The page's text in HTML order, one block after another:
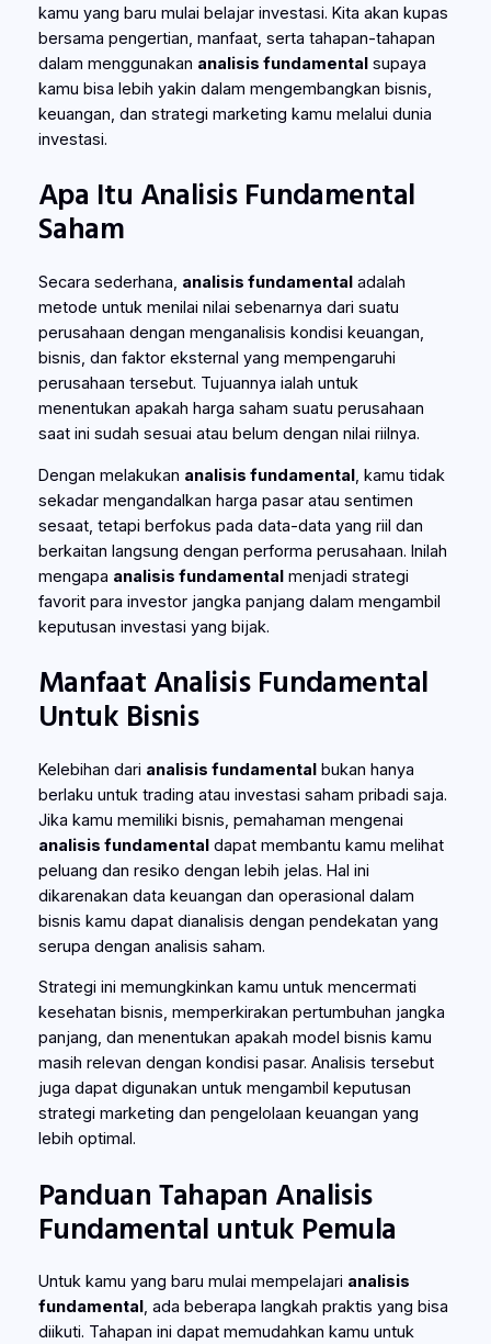
kamu yang baru mulai belajar investasi. Kita akan kupas
bersama pengertian, manfaat, serta tahapan-tahapan
dalam menggunakan analisis fundamentalsupaya
kamu bisa lebih yakin dalam mengembangkan bisnis,
keuangan, dan strategi marketing kamu melalui dunia
investasi.
Apa Itu Analisis Fundamental
Saham
Secara sederhana, analisis fundamentaladalah
metode untuk menilai nilai sebenarnya dari suatu
perusahaan dengan menganalisis kondisi keuangan,
bisnis, dan faktor eksternal yang mempengaruhi
perusahaan tersebut. Tujuannya ialah untuk
menentukan apakah harga saham suatu perusahaan
saat ini sudah sesuai atau belum dengan nilai riilnya.
Dengan melakukan analisis fundamental, kamu tidak
sekadar mengandalkan harga pasar atau sentimen
sesaat, tetapi berfokus pada data-data yang riil dan
berkaitan langsung dengan performa perusahaan. Inilah
mengapa analisis fundamentalmenjadi strategi
favorit para investor jangka panjang dalam mengambil
keputusan investasi yang bijak.
Manfaat Analisis Fundamental
Untuk Bisnis
Kelebihan dari analisis fundamentalbukan hanya
berlaku untuk trading atau investasi saham pribadi saja.
Jika kamu memiliki bisnis, pemahaman mengenai
analisis fundamentaldapat membantu kamu melihat
peluang dan resiko dengan lebih jelas. Hal ini
dikarenakan data keuangan dan operasional dalam
bisnis kamu dapat dianalisis dengan pendekatan yang
serupa dengan analisis saham.
Strategi ini memungkinkan kamu untuk mencermati
kesehatan bisnis, memperkirakan pertumbuhan jangka
panjang, dan menentukan apakah model bisnis kamu
masih relevan dengan kondisi pasar. Analisis tersebut
juga dapat digunakan untuk mengambil keputusan
strategi marketing dan pengelolaan keuangan yang
lebih optimal.
Panduan Tahapan Analisis
Fundamental untuk Pemula
Untuk kamu yang baru mulai mempelajari analisis
fundamental, ada beberapa langkah praktis yang bisa
diikuti. Tahapan ini dapat memudahkan kamu untuk